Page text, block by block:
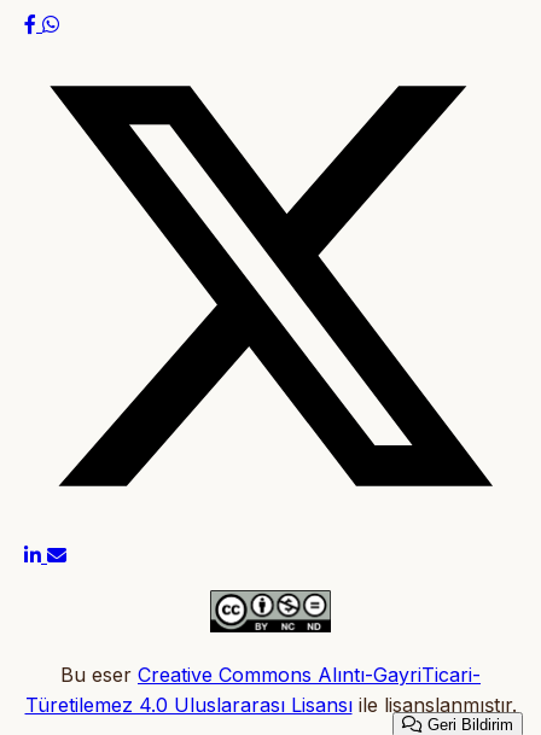
Bu eser Creative Commons Alıntı-GayriTicari-
Türetilemez 4.0 Uluslararası Lisansıile lisanslanmıştır.
Geri Bildirim